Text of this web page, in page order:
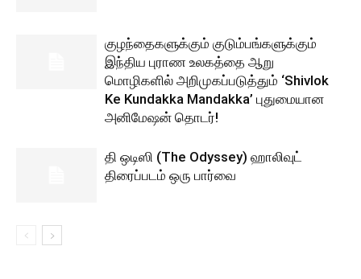
குழந்தைகளுக்கும் குடும்பங்களுக்கும்
இந்திய புராண உலகத்தை ஆறு
மொழிகளில் அறிமுகப்படுத்தும் ‘Shivlok
Ke Kundakka Mandakka’ புதுமையான
அனிமேஷன் தொடர்!
தி ஒடிஸி (The Odyssey) ஹாலிவுட்
திரைப்படம் ஒரு பார்வை